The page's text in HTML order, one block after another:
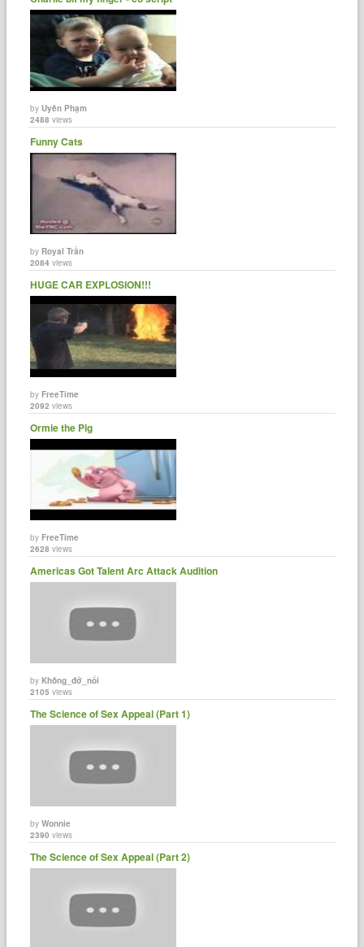
byUyên Phạm
2488 views
Funny Cats
by Royal Trần
2084 views
HUGE CAR EXPLOSION!!!
byFreeTime
2092 views
Ormie the Pig
byFreeTime
2628 views
Americas Got Talent Arc Attack Audition
byKhông_đở_nổi
2105 views
The Science of Sex Appeal (Part 1)
byWonnie
2390 views
The Science of Sex Appeal (Part 2)